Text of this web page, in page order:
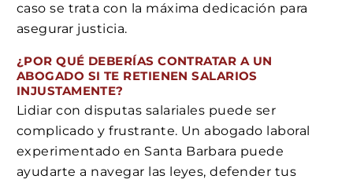
caso se trata con la máxima dedicación para
asegurar justicia.
¿POR QUÉ DEBERÍAS CONTRATAR A UN
ABOGADO SI TE RETIENEN SALARIOS
INJUSTAMENTE?
Lidiar con disputas salariales puede ser
complicado y frustrante. Un abogado laboral
experimentado en Santa Barbara puede
ayudarte a navegar las leyes, defender tus